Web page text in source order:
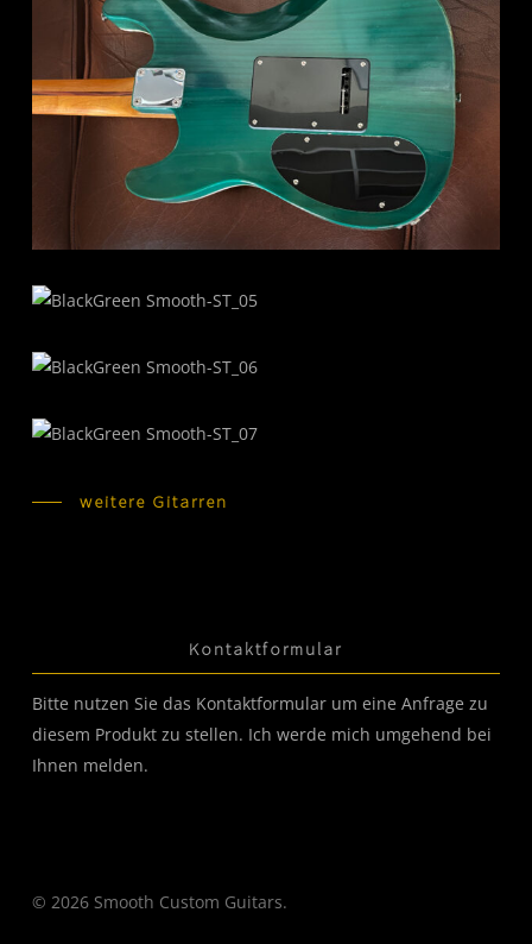
weitere Gitarren
Kontaktformular
Bitte nutzen Sie das Kontaktformular um eine Anfrage zu
diesem Produkt zu stellen. Ich werde mich umgehend bei
Ihnen melden.
© 2026 Smooth Custom Guitars.